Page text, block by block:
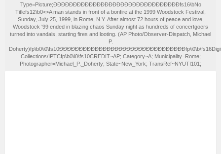
Type=Picture;ÐÐÐÐÐÐÐÐÐÐÐÐÐÐÐÐÐÐÐÐÐÐÐÐÐÐÐÐÐÐÐÐfs16\bNo
Titlefs12\b0<>A man stands in front of a bonfire at the 1999 Woodstock Festival,
Sunday, July 25, 1999, in Rome, N.Y. After almost 72 hours of peace and love,
Woodstock '99 ended in blazing chaos Sunday night as hundreds of concertgoers
turned into vandals, starting fires and looting. (AP Photo/Observer-Dispatch, Michael
P.
Collections/IPTCfp\b0\i0\fs10CREDIT~AP; Category~A; Municipality=Rome;
Photographer=Michael_P._Doherty; State~New_York; TransRef~NYUTI101;